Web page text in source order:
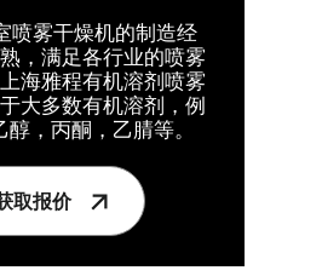
喷雾干燥机的制造经
，满足各行业的喷雾
海雅程有机溶剂喷雾
大多数有机溶剂，例
，丙酮，乙腈等。
取报价